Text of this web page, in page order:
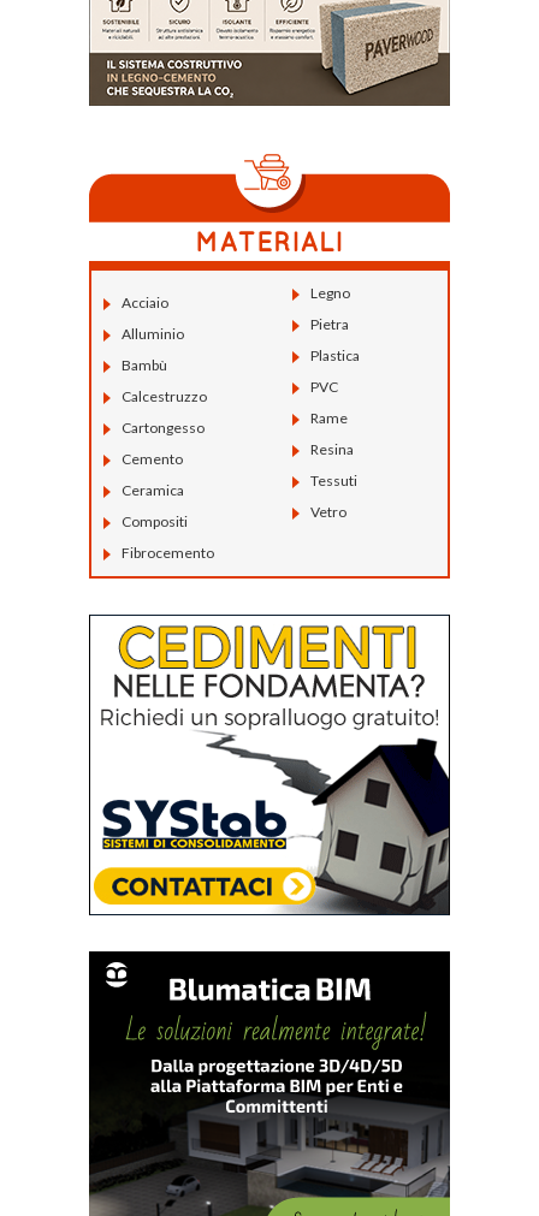
Acciaio
Alluminio
Bambù
Calcestruzzo
Cartongesso
Cemento
Ceramica
Compositi
Fibrocemento
Legno
Pietra
Plastica
PVC
Rame
Resina
Tessuti
Vetro